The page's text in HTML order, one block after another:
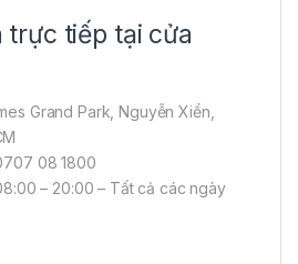
trực tiếp tại cửa
Grand Park, Nguyễn Xiển,
08 1800
– 20:00 – Tất cả các ngày